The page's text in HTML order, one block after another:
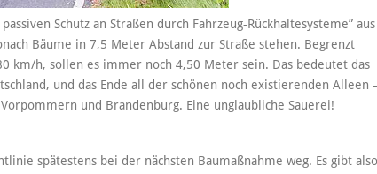
Schutz an Straßen durch Fahrzeug-Rückhaltesysteme” aus
Bäume in 7,5 Meter Abstand zur Straße stehen. Begrenzt
km/h, sollen es immer noch 4,50 Meter sein. Das bedeutet das
und das Ende all der schönen noch existierenden Alleen
und Brandenburg. Eine unglaubliche Sauerei!
spätestens bei der nächsten Baumaßnahme weg. Es gibt also